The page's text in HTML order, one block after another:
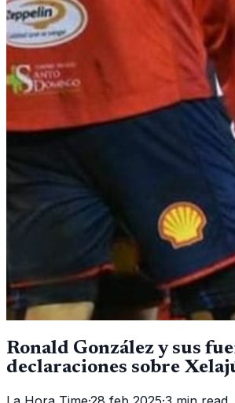
Ronald González y sus
declaraciones sobre